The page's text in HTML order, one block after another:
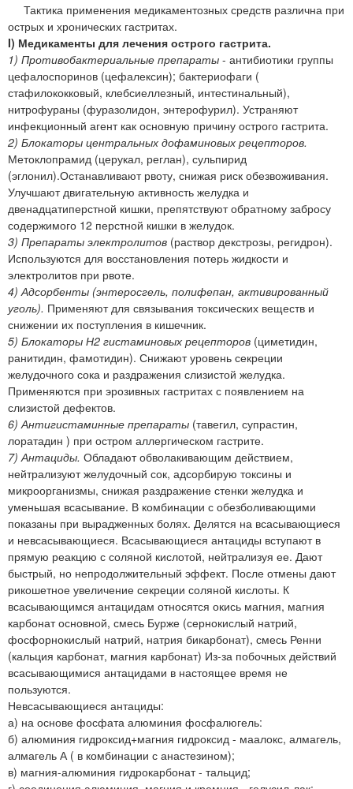
Тактика применения медикаментозных средств различна при
острых и хронических гастритах.
I) Медикаменты для лечения острого гастрита.
1) Противобактериальные препараты - антибиотики группы
цефалоспоринов (цефалексин); бактериофаги (
стафилококковый, клебсиеллезный, интестинальный),
нитрофураны (фуразолидон, энтерофурил). Устраняют
инфекционный агент как основную причину острого гастрита.
2) Блокаторы центральных дофаминовых рецепторов.
Метоклопрамид (церукал, реглан), сульпирид
(эглонил).Останавливают рвоту, снижая риск обезвоживания.
Улучшают двигательную активность желудка и
двенадцатиперстной кишки, препятствуют обратному забросу
содержимого 12 перстной кишки в желудок.
3) Препараты электролитов (раствор декстрозы, регидрон).
Используются для восстановления потерь жидкости и
электролитов при рвоте.
4) Адсорбенты (энтеросгель, полифепан, активированный
уголь). Применяют для связывания токсических веществ и
снижении их поступления в кишечник.
5) Блокаторы Н2 гистаминовых рецепторов (циметидин,
ранитидин, фамотидин). Снижают уровень секреции
желудочного сока и раздражения слизистой желудка.
Применяются при эрозивных гастритах с появлением на
слизистой дефектов.
6) Антигистаминные препараты (тавегил, супрастин,
лоратадин ) при остром аллергическом гастрите.
7) Антациды. Обладают обволакивающим действием,
нейтрализуют желудочный сок, адсорбирую токсины и
микроорганизмы, снижая раздражение стенки желудка и
уменьшая всасывание. В комбинации с обезболивающими
показаны при вырадженных болях. Делятся на всасывающиеся
и невсасывающиеся. Всасывающиеся антациды вступают в
прямую реакцию с соляной кислотой, нейтрализуя ее. Дают
быстрый, но непродолжительный эффект. После отмены дают
рикошетное увеличение секреции соляной кислоты. К
всасывающимся антацидам относятся окись магния, магния
карбонат основной, смесь Бурже (сернокислый натрий,
фосфорнокислый натрий, натрия бикарбонат), смесь Ренни
(кальция карбонат, магния карбонат) Из-за побочных действий
всасывающимися антацидами в настоящее время не
пользуются.
Невсасывающиеся антациды:
а) на основе фосфата алюминия фосфалюгель:
б) алюминия гидроксид+магния гидроксид - маалокс, алмагель,
алмагель А ( в комбинации с анастезином);
в) магния-алюминия гидрокарбонат - тальцид;